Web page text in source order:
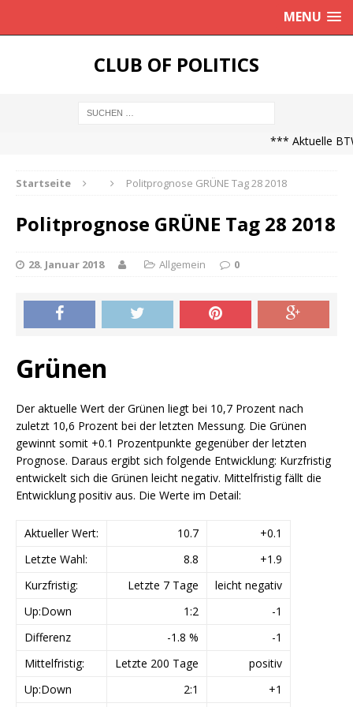
MENU
CLUB OF POLITICS
*** Aktuelle
Startseite Politprognose GRÜNE Tag 28 2018
Politprognose GRÜNE Tag 28 2018
28. Januar 2018 Allgemein 0
Grünen
Der aktuelle Wert der Grünen liegt bei 10,7 Prozent nach
zuletzt 10,6 Prozent bei der letzten Messung. Die Grünen
gewinnt somit +0.1 Prozentpunkte gegenüber der letzten
Prognose. Daraus ergibt sich folgende Entwicklung: Kurzfristig
entwickelt sich die Grünen leicht negativ. Mittelfristig fällt die
Entwicklung positiv aus. Die Werte im Detail:
Aktueller Wert: 10.7
+0.1
Letzte Wahl:
8.8
+1.9
Kurzfristig:
Letzte 7 Tage
leicht negativ
Up:Down
1:2
-1
Differenz
-1.8 %
-1
Mittelfristig:
Letzte 200 Tage
positiv
Up:Down
2:1 +1